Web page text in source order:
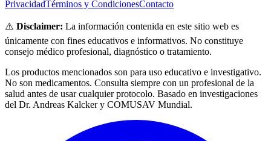
PrivacidadTérminos y CondicionesContacto
⚠️ Disclaimer: La información contenida en este sitio web es
únicamente con fines educativos e informativos. No constituye
consejo médico profesional, diagnóstico o tratamiento.
Los productos mencionados son para uso educativo e investigativo.
No son medicamentos. Consulta siempre con un profesional de la
salud antes de usar cualquier protocolo. Basado en investigaciones
del Dr. Andreas Kalcker y COMUSAV Mundial.